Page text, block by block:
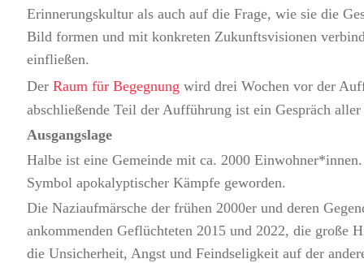
Erinnerungskultur als auch auf die Frage, wie sie die
Bild formen und mit konkreten Zukunftsvisionen
einfließen.
Der Raum für Begegnung wird drei Wochen vor der
abschließende Teil der Aufführung ist ein Gespräch
Ausgangslage
Halbe ist eine Gemeinde mit ca. 2000
Symbol apokalyptischer Kämpfe geworden.
Die Naziaufmärsche der frühen 2000er und deren
ankommenden Geflüchteten 2015 und 2022, die große
die Unsicherheit, Angst und Feindseligkeit auf der